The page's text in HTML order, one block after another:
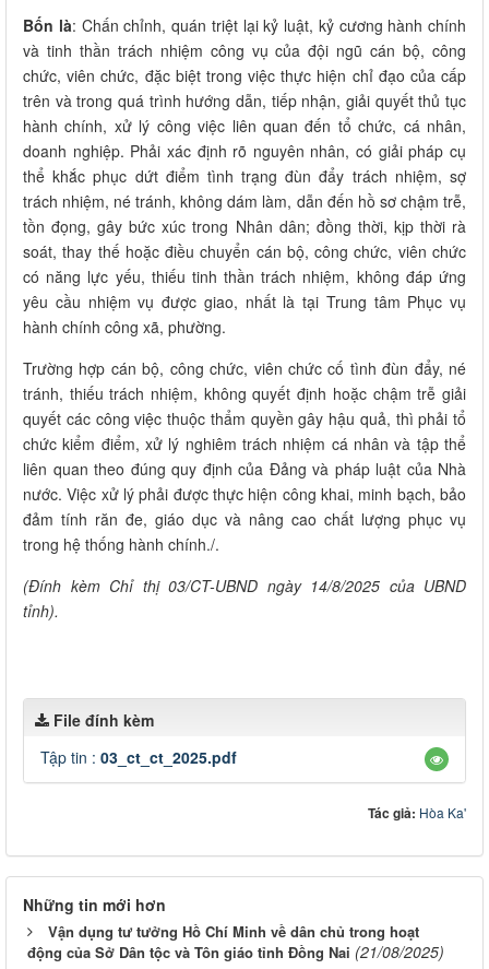
Bốn là: Chấn chỉnh, quán triệt lại kỷ luật, kỷ cương hành chính
và tinh thần trách nhiệm công vụ của đội ngũ cán bộ, công
chức, viên chức, đặc biệt trong việc thực hiện chỉ đạo của cấp
trên và trong quá trình hướng dẫn, tiếp nhận, giải quyết thủ tục
hành chính, xử lý công việc liên quan đến tổ chức, cá nhân,
doanh nghiệp. Phải xác định rõ nguyên nhân, có giải pháp cụ
thể khắc phục dứt điểm tình trạng đùn đẩy trách nhiệm, sợ
trách nhiệm, né tránh, không dám làm, dẫn đến hồ sơ chậm trễ,
tồn đọng, gây bức xúc trong Nhân dân; đồng thời, kịp thời rà
soát, thay thế hoặc điều chuyển cán bộ, công chức, viên chức
có năng lực yếu, thiếu tinh thần trách nhiệm, không đáp ứng
yêu cầu nhiệm vụ được giao, nhất là tại Trung tâm Phục vụ
hành chính công xã, phường.
Trường hợp cán bộ, công chức, viên chức cố tình đùn đẩy, né
tránh, thiếu trách nhiệm, không quyết định hoặc chậm trễ giải
quyết các công việc thuộc thẩm quyền gây hậu quả, thì phải tổ
chức kiểm điểm, xử lý nghiêm trách nhiệm cá nhân và tập thể
liên quan theo đúng quy định của Đảng và pháp luật của Nhà
nước. Việc xử lý phải được thực hiện công khai, minh bạch, bảo
đảm tính răn đe, giáo dục và nâng cao chất lượng phục vụ
trong hệ thống hành chính./.
(Đính kèm Chỉ thị 03/CT-UBND ngày 14/8/2025 của UBND
tỉnh).
File đính kèm
Tập tin : 03_ct_ct_2025.pdf
Tác giả: Hòa Ka'
Những tin mới hơn
Vận dụng tư tưởng Hồ Chí Minh về dân chủ trong hoạt
động của Sở Dân tộc và Tôn giáo tỉnh Đồng Nai (21/08/2025)